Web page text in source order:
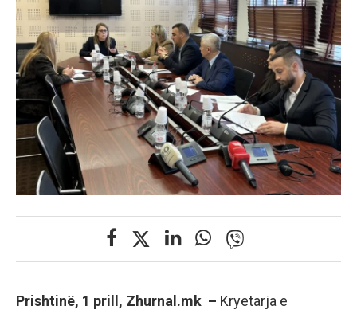
Prishtinë, 1 prill, Zhurnal.mk – Kryetarja e